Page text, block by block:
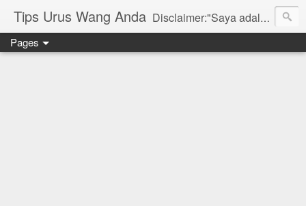
Tips Urus Wang Anda Disclaimer:"Saya adalah seorang agent di bawah agensi yang mewakili Syarikat PruBSN Takaful Bhd. Maklumat di dlm blog ini hanyalah penerangan ringkas dan berdasarkan pendapat peribadi saya dan bukan sebahagian daripada sijil. Saya dan syarikat PruBSN tidak akan bertanggungjawab sekiranya terdapat salah faham dalam apa yang disampaikan. Anda dinasihatkan untuk berjumpa terus dgn wakil sah utk mendapatkan penerangan yang lebih terperinci. Sila layari web rasmi di www.prubsn.com.my"
Pages